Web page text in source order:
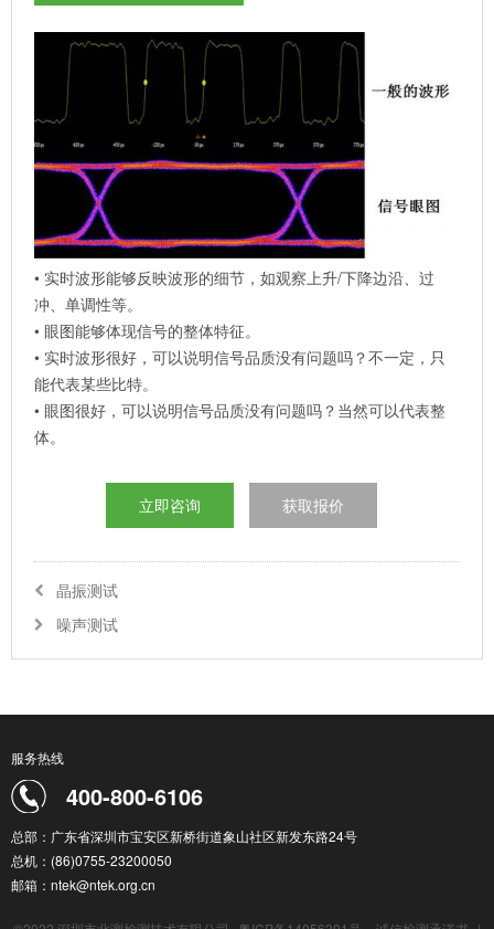
• 实时波形能够反映波形的细节，如观察上升/下降边沿、过
冲、单调性等。
• 眼图能够体现信号的整体特征。
• 实时波形很好，可以说明信号品质没有问题吗？不一定，只
能代表某些比特。
• 眼图很好，可以说明信号品质没有问题吗？当然可以代表整
体。
立即咨询 获取报价
晶振测试
噪声测试
服务热线
400-800-6106
总部：广东省深圳市宝安区新桥街道象山社区新发东路24号
总机：(86)0755-23200050
邮箱：ntek@ntek.org.cn